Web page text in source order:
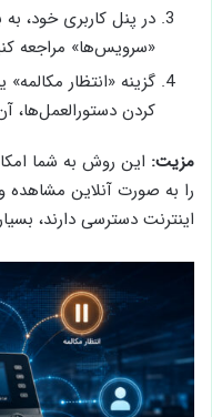
در پنل کاربری خود،
«سرویس‌ها» مراجعه
گزینه «انتظار
کردن دستورالعمل‌ها،
مزیت: این روش به شما
را به صورت آنلاین مشاهده
اینترنت دسترسی دارند،